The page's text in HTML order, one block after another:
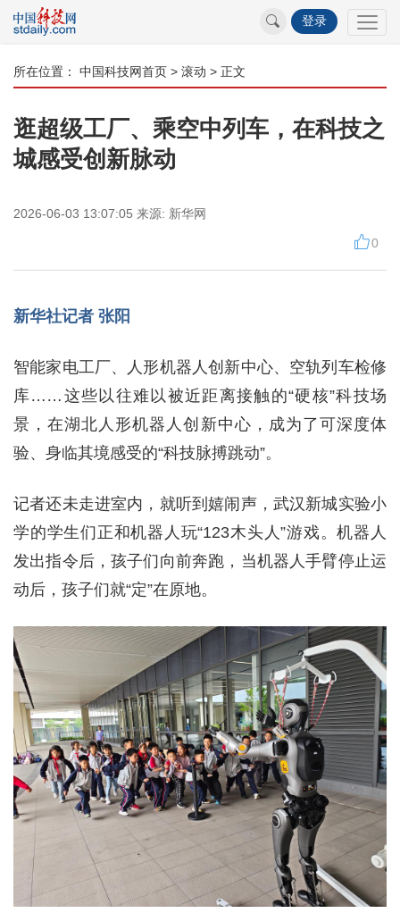
登录
所在位置： 中国科技网首页 > 滚动 > 正文
逛超级工厂、乘空中列车，在科技之
城感受创新脉动
2026-06-03 13:07:05 来源: 新华网
0
新华社记者 张阳
智能家电工厂、人形机器人创新中心、空轨列车检修
库……这些以往难以被近距离接触的“硬核”科技场
景，在湖北人形机器人创新中心，成为了可深度体
验、身临其境感受的“科技脉搏跳动”。
记者还未走进室内，就听到嬉闹声，武汉新城实验小
学的学生们正和机器人玩“123木头人”游戏。机器人
发出指令后，孩子们向前奔跑，当机器人手臂停止运
动后，孩子们就“定”在原地。